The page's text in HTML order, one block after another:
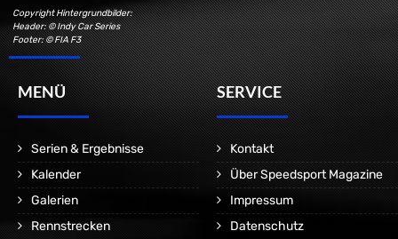
Copyright Hintergrundbilder:
Header: © Indy Car Series
Footer: © FIA F3
MENÜ
Serien & Ergebnisse
Kalender
Galerien
Rennstrecken
SERVICE
Kontakt
Über Speedsport Magazine
Impressum
Datenschutz